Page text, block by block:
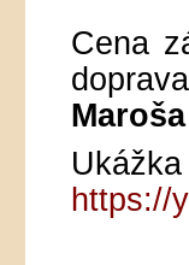
Cena
https://